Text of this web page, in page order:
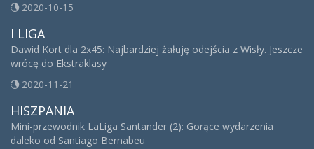
2020-10-15
I LIGA
Dawid Kort dla 2x45: Najbardziej żałuję odejścia z Wisły. Jeszcze
wrócę do Ekstraklasy
2020-11-21
HISZPANIA
Mini-przewodnik LaLiga Santander (2): Gorące wydarzenia
daleko od Santiago Bernabeu